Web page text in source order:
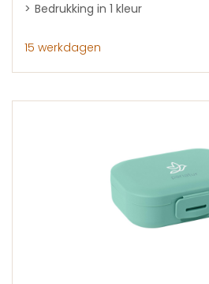
Bedrukking in 1 kleur
15 werkdagen